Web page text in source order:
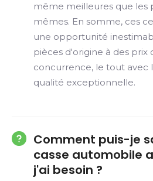
même meilleures que les
mêmes. En somme, ces
une opportunité
pièces d'origine à des
concurrence, le tout avec
qualité exceptionnelle.
Comment puis-je
casse automobile
j'ai besoin ?